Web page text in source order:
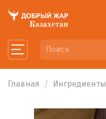
Главная Ингредиенты